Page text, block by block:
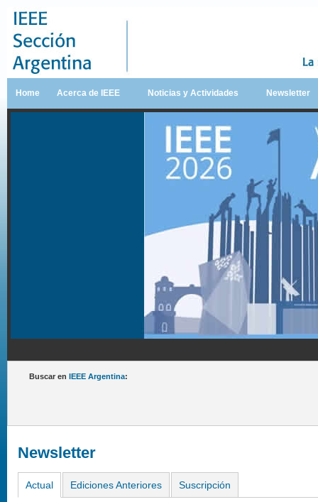
Home Acerca de IEEE Noticias y Actividades Newsletter
Buscar en IEEE Argentina:
Newsletter
Actual Ediciones Anteriores Suscripción